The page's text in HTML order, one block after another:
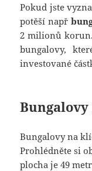
Pokud jste
potěší např
2 milionů
bungalovy,
investované
Bungalovy na
Prohlédněte si
plocha je 49